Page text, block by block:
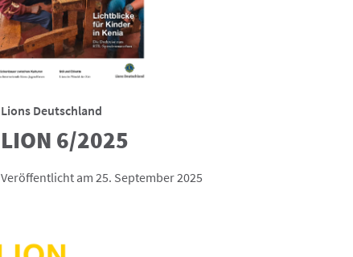
Lions Deutschland
LION 6/2025
Veröffentlicht am 25. September 2025